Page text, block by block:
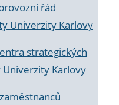
řád
Univerzity Karlovy
strategických
Karlovy